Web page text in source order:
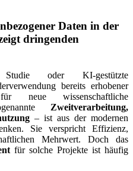
Daten in der
dringenden
oder KI-gestützte
bereits erhobener
neue wissenschaftliche
Zweitverarbeitung,
– ist aus der modernen
Sie verspricht Effizienz,
Mehrwert. Doch das
für solche Projekte ist häufig